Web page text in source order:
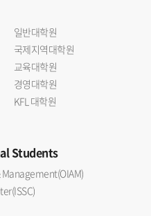
일반대학원
국제지역대학원
교육대학원
경영대학원
KFL 대학원
Students